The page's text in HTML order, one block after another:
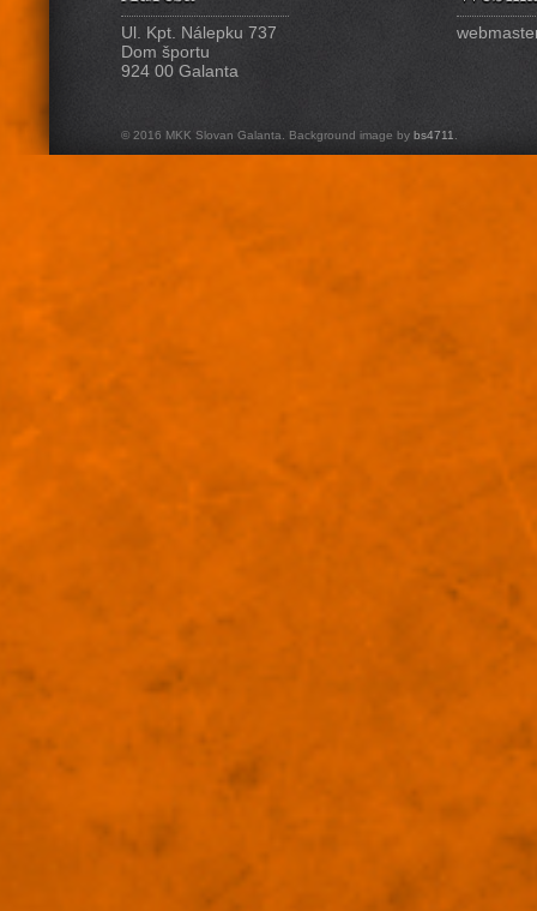
Ul. Kpt. Nálepku 737
Dom športu
924 00 Galanta
© 2016 MKK Slovan Galanta. Background image by bs4711